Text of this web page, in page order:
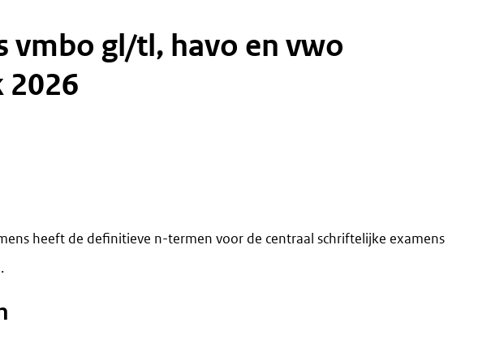
heeft de definitieve n-termen voor de centraal schriftelijke examens